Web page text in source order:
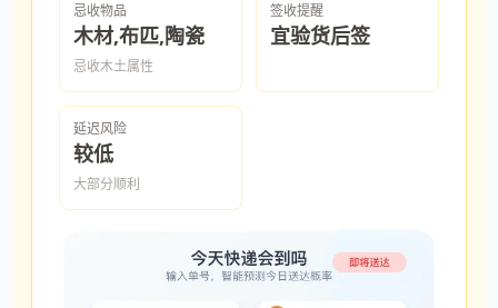
忌收物品
木材,布匹,陶瓷
忌收木土属性
签收提醒
宜验货后签
延迟风险
较低
大部分顺利